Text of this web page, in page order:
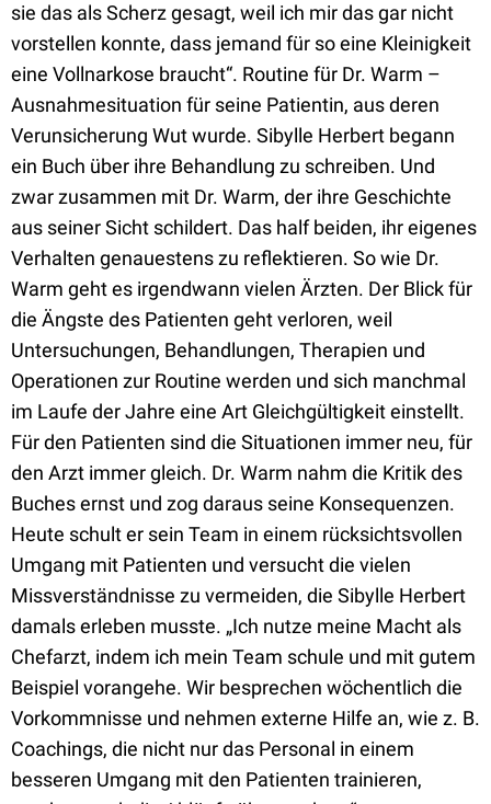
sie das als Scherz gesagt, weil ich mir das gar nicht
vorstellen konnte, dass jemand für so eine Kleinigkeit
eine Vollnarkose braucht“. Routine für Dr. Warm –
Ausnahmesituation für seine Patientin, aus deren
Verunsicherung Wut wurde. Sibylle Herbert begann
ein Buch über ihre Behandlung zu schreiben. Und
zwar zusammen mit Dr. Warm, der ihre Geschichte
aus seiner Sicht schildert. Das half beiden, ihr eigenes
Verhalten genauestens zu reflektieren. So wie Dr.
Warm geht es irgendwann vielen Ärzten. Der Blick für
die Ängste des Patienten geht verloren, weil
Untersuchungen, Behandlungen, Therapien und
Operationen zur Routine werden und sich manchmal
im Laufe der Jahre eine Art Gleichgültigkeit einstellt.
Für den Patienten sind die Situationen immer neu, für
den Arzt immer gleich. Dr. Warm nahm die Kritik des
Buches ernst und zog daraus seine Konsequenzen.
Heute schult er sein Team in einem rücksichtsvollen
Umgang mit Patienten und versucht die vielen
Missverständnisse zu vermeiden, die Sibylle Herbert
damals erleben musste. „Ich nutze meine Macht als
Chefarzt, indem ich mein Team schule und mit gutem
Beispiel vorangehe. Wir besprechen wöchentlich die
Vorkommnisse und nehmen externe Hilfe an, wie z. B.
Coachings, die nicht nur das Personal in einem
besseren Umgang mit den Patienten trainieren,